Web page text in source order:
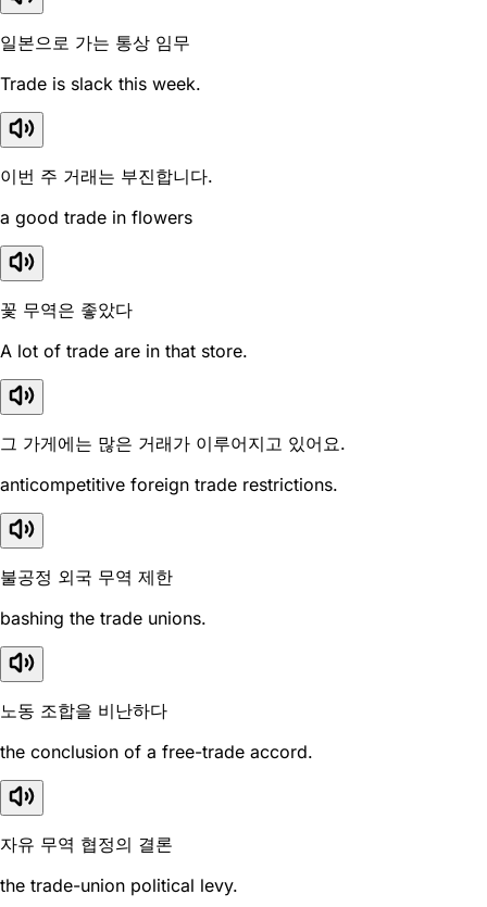
일본으로 가는 통상 임무
Trade is slack this week.
이번 주 거래는 부진합니다.
a good trade in flowers
꽃 무역은 좋았다
A lot of trade are in that store.
그 가게에는 많은 거래가 이루어지고 있어요.
anticompetitive foreign trade restrictions.
불공정 외국 무역 제한
bashing the trade unions.
노동 조합을 비난하다
the conclusion of a free-trade accord.
자유 무역 협정의 결론
the trade-union political levy.